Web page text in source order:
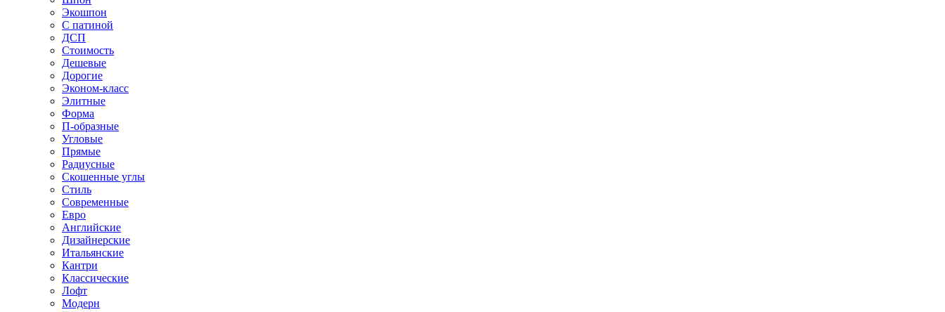
Экошпон
С патиной
ДСП
Стоимость
Дешевые
Дорогие
Эконом-класс
Элитные
Форма
П-образные
Угловые
Прямые
Радиусные
Скошенные углы
Стиль
Современные
Евро
Английские
Дизайнерские
Итальянские
Кантри
Классические
Лофт
Модерн